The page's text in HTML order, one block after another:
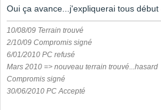
Oui ça avance...j'expliquerai tous début
10/08/09 Terrain trouvé
2/10/09 Compromis signé
6/01/2010 PC refusé
Mars 2010 => nouveau terrain trouvé...hasard
Compromis signé
30/06/2010 PC Accepté